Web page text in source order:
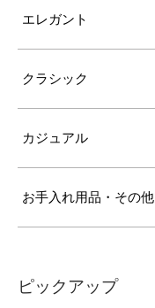
エレガント
クラシック
カジュアル
お手入れ用品・その他
ピックアップ